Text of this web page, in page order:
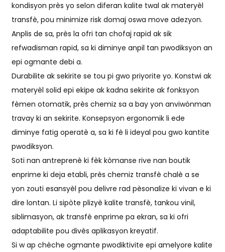
kondisyon près yo selon diferan kalite twal ak materyèl
transfè, pou minimize risk domaj oswa move adezyon.
Anplis de sa, près la ofri tan chofaj rapid ak sik
refwadisman rapid, sa ki diminye anpil tan pwodiksyon an
epi ogmante debi a.
Durabilite ak sekirite se tou pi gwo priyorite yo. Konstwi ak
materyèl solid epi ekipe ak kadna sekirite ak fonksyon
fèmen otomatik, près chemiz sa a bay yon anviwònman
travay ki an sekirite. Konsepsyon ergonomik li ede
diminye fatig operatè a, sa ki fè li ideyal pou gwo kantite
pwodiksyon.
Soti nan antreprenè ki fèk kòmanse rive nan boutik
enprime ki deja etabli, près chemiz transfè chalè a se
yon zouti esansyèl pou delivre rad pèsonalize ki vivan e ki
dire lontan. Li sipòte plizyè kalite transfè, tankou vinil,
siblimasyon, ak transfè enprime pa ekran, sa ki ofri
adaptabilite pou divès aplikasyon kreyatif.
Si w ap chèche ogmante pwodiktivite epi amelyore kalite